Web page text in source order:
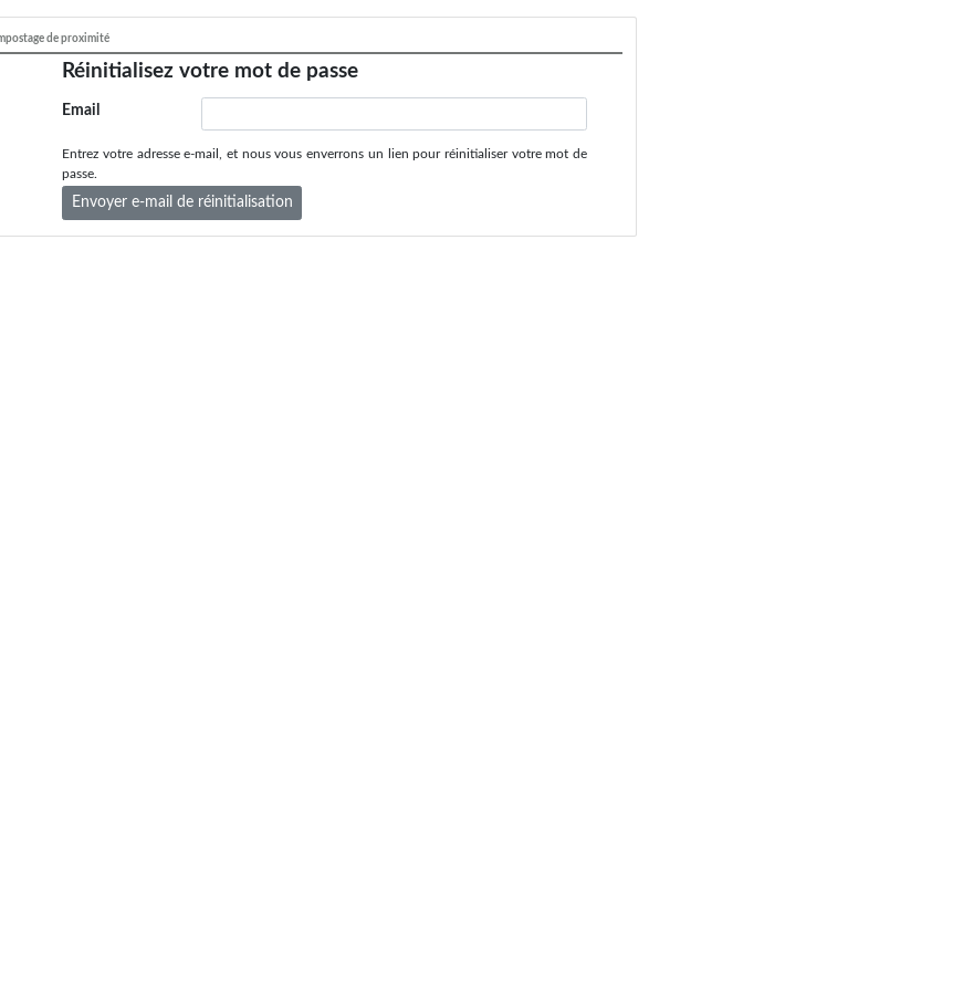
de proximité
Réinitialisez votre mot de passe
Email
Entrez votre adresse e-mail, et nous vous enverrons un lien pour réinitialiser votre mot de
passe.
Envoyer e-mail de réinitialisation